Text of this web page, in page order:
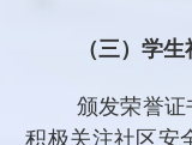
（三）学
颁发荣誉证
积极关注社区安